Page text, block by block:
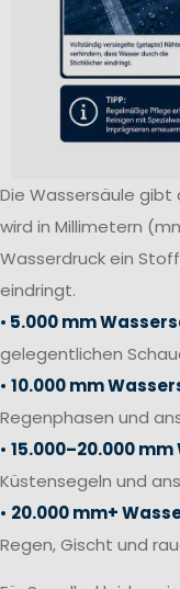
Die Wassersäule gibt
wird in Millimetern
Wasserdruck ein
eindringt.
• 5.000 mm
gelegentlichen
• 10.000 mm
Regenphasen und
• 15.000–20.000
Küstensegeln und
• 20.000 mm+
Regen, Gischt und